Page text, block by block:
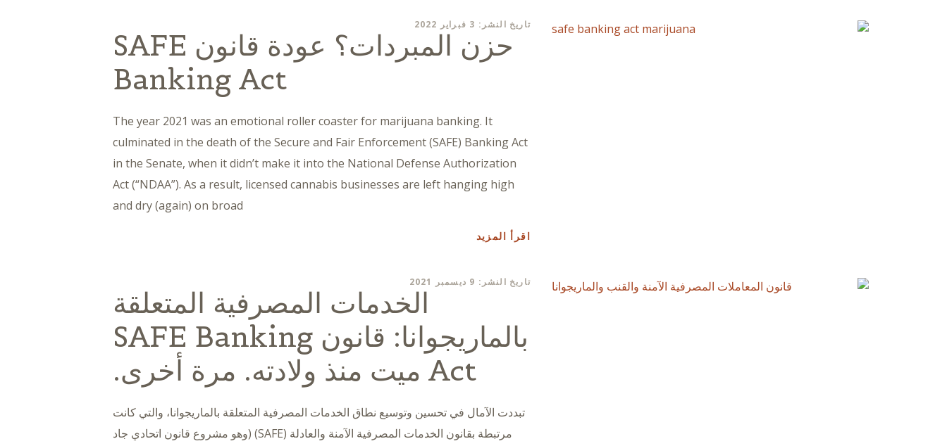
تاريخ النشر: 3 فبراير 2022
حزن المبردات؟ عودة قانون SAFE
Banking Act
The year 2021 was an emotional roller coaster for marijuana banking. It
culminated in the death of the Secure and Fair Enforcement (SAFE) Banking Act
in the Senate, when it didn’t make it into the National Defense Authorization
Act (“NDAA”). As a result, licensed cannabis businesses are left hanging high
and dry (again) on broad
اقرأ المزيد
تاريخ النشر: 9 ديسمبر 2021
الخدمات المصرفية المتعلقة
بالماريجوانا: قانون SAFE Banking
Act ميت منذ ولادته. مرة أخرى.
تبددت الآمال في تحسين وتوسيع نطاق الخدمات المصرفية المتعلقة بالماريجوانا، والتي كانت
مرتبطة بقانون الخدمات المصرفية الآمنة والعادلة (SAFE) (وهو مشروع قانون اتحادي جاد